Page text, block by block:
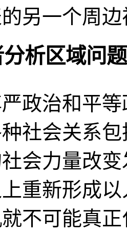
另一个周
析区域问题
政治和平
社会关系
会力量改
重新形成
不可能真